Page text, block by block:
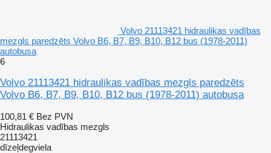
Volvo 21113421 hidraulikas vadības
mezgls paredzēts Volvo B6, B7, B9, B10, B12 bus (1978-2011)
autobusa
6
Volvo 21113421 hidraulikas vadības mezgls paredzēts
Volvo B6, B7, B9, B10, B12 bus (1978-2011) autobusa
100,81 € Bez PVN
Hidraulikas vadības mezgls
21113421
dīzeļdegviela